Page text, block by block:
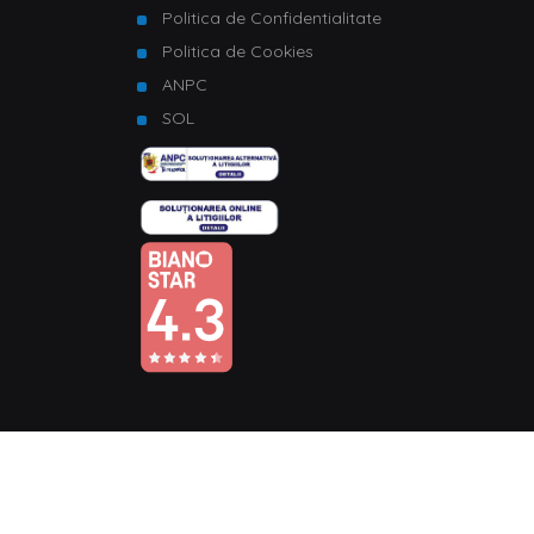
Politica de Confidentialitate
Politica de Cookies
ANPC
SOL